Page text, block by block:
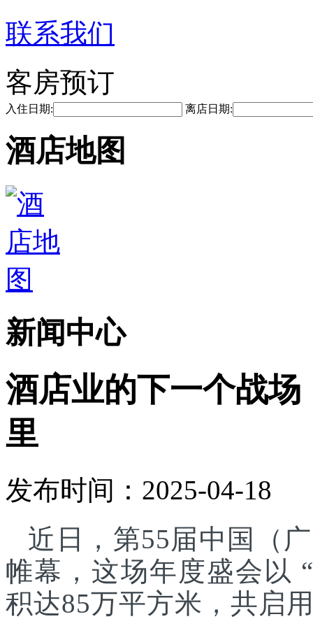
联系我们
客房预订
入住日期: 离店日期:
酒店地图
新闻中心
酒店业的下一个战
里
发布时间：2025-04-18
近日，第55届中国（
帷幕，这场年度盛会以
积达85万平方米，共启